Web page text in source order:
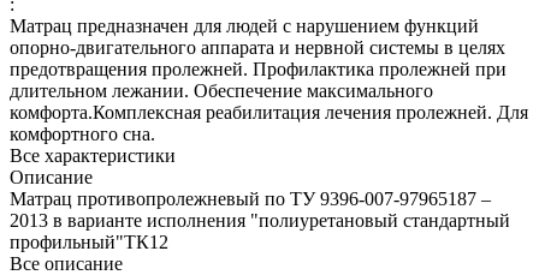
Матрац предназначен для людей с нарушением функций
опорно-двигательного аппарата и нервной системы в целях
предотвращения пролежней. Профилактика пролежней при
длительном лежании. Обеспечение максимального
комфорта.Комплексная реабилитация лечения пролежней. Для
комфортного сна.
Все характеристики
Описание
Матрац противопролежневый по ТУ 9396-007-97965187 –
2013 в варианте исполнения "полиуретановый стандартный
профильный"ТК12
Все описание